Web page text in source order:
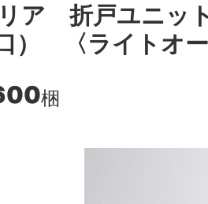
ア 折戸ユニ
） 〈ライトオー
梱